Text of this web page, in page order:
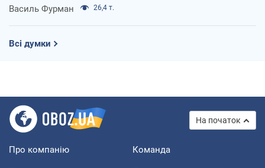
Василь Фурман 26,4 т.
Всі думки
На початок
Про компанію Команда